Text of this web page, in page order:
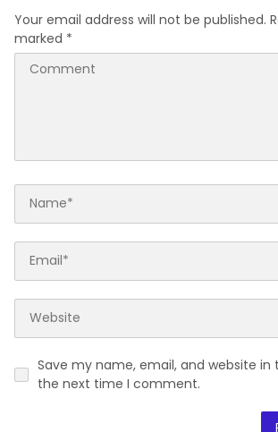
Your email address will not be published.
marked *
Save my name, email, and website in
the next time I comment.